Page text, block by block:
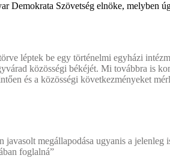
Demokrata Szövetség elnöke, melyben
léptek be egy történelmi egyházi
közösségi békéjét. Mi továbbra is
és a közösségi következményeket
megállapodása ugyanis a jelenleg
foglalná”